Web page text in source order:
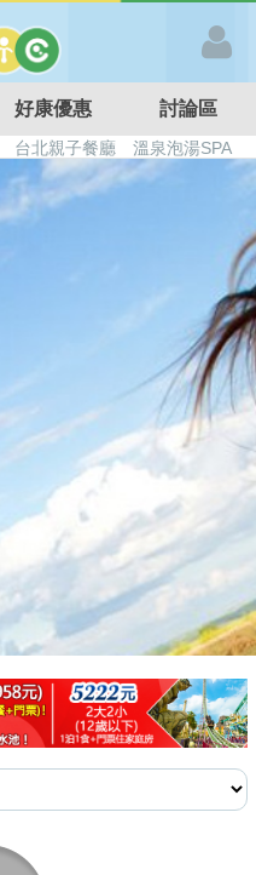
好康優惠 討論區
台北親子餐廳
溫泉泡湯SPA
日本親子景點